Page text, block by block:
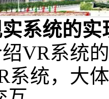
系统的
VR系统
系统，大